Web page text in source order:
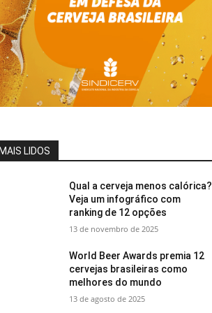
LIDOS
Qual a cerveja menos calórica?
Veja um infográfico com
ranking de 12 opções
13 de novembro de 2025
World Beer Awards premia 12
cervejas brasileiras como
melhores do mundo
13 de agosto de 2025